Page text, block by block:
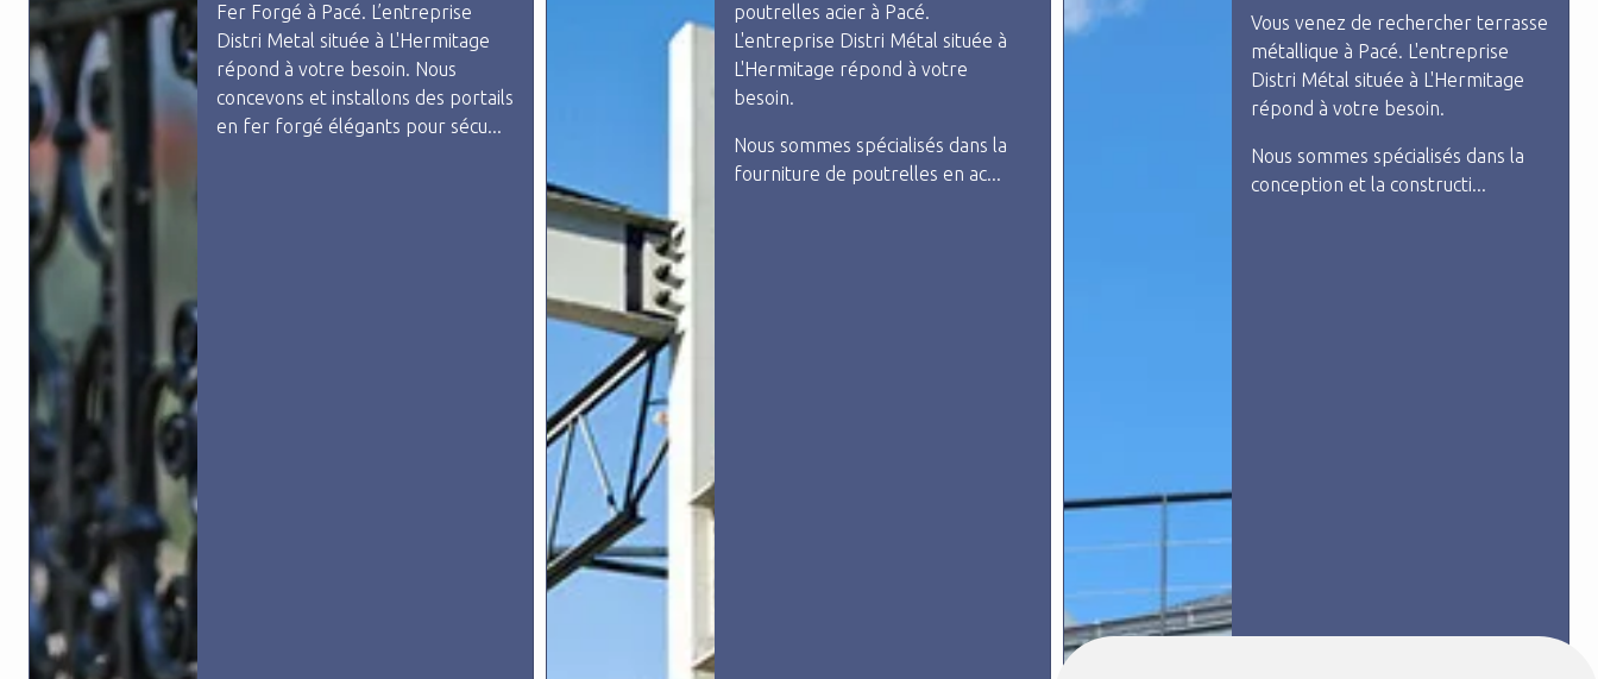
poutrelles acier à Pacé.
L'entreprise Distri Métal située à
L'Hermitage répond à votre
besoin.
Vous venez de rechercher terrasse
métallique à Pacé. L'entreprise
Distri Métal située à L'Hermitage
répond à votre besoin.
Nous sommes spécialisés dans la
conception et la constructi...
une entreprise spécialiste dans le
métal. Nous avons appris a
travailler avec l'ensemble des
matériaux comme l'acier, le fer
forgé, l'aluminium, l'inox… c'est
pour...